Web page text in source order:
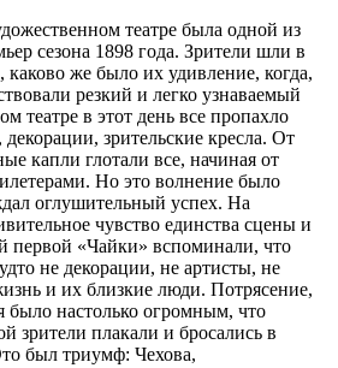
театре была одной из
сезона 1898 года. Зрители шли в
каково же было их удивление, когда,
резкий и легко узнаваемый
театре в этот день все пропахло
зрительские кресла. От
капли глотали все, начиная от
Но это волнение было
оглушительный успех. На
чувство единства сцены и
первой «Чайки» вспоминали, что
не декорации, не артисты, не
и их близкие люди. Потрясение,
было настолько огромным, что
зрители плакали и бросались в
был триумф: Чехова,